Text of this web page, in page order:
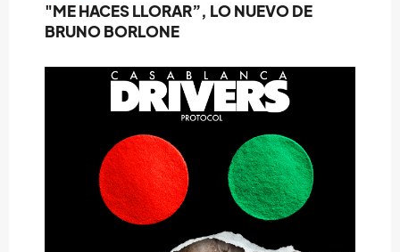
"ME HACES LLORAR”, LO NUEVO DE
BRUNO BORLONE